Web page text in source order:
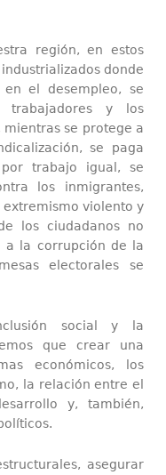
región, en estos
donde
el desempleo, se
trabajadores y los
se protege a
se paga
trabajo igual, se
los inmigrantes,
violento y
los ciudadanos no
a la corrupción de la
electorales se
social y la
que crear una
económicos, los
la relación entre el
y, también,
asegurar